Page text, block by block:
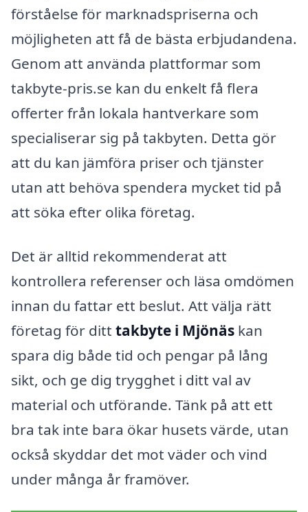
förståelse för marknadspriserna och
möjligheten att få de bästa erbjudandena.
Genom att använda plattformar som
takbyte-pris.se kan du enkelt få flera
offerter från lokala hantverkare som
specialiserar sig på takbyten. Detta gör
att du kan jämföra priser och tjänster
utan att behöva spendera mycket tid på
att söka efter olika företag.
Det är alltid rekommenderat att
kontrollera referenser och läsa omdömen
innan du fattar ett beslut. Att välja rätt
företag för ditt takbyte i Mjönäs kan
spara dig både tid och pengar på lång
sikt, och ge dig trygghet i ditt val av
material och utförande. Tänk på att ett
bra tak inte bara ökar husets värde, utan
också skyddar det mot väder och vind
under många år framöver.